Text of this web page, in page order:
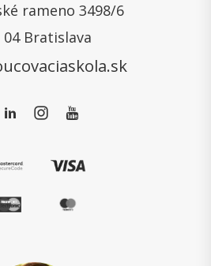
rameno 3498/6
04 Bratislava